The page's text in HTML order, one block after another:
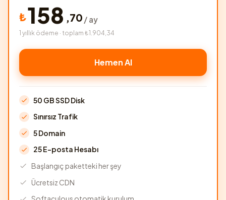
₺158 ,70 / ay
1 yıllık ödeme · toplam ₺1.904,34
Hemen Al
50 GB SSD Disk
Sınırsız Trafik
5 Domain
25 E-posta Hesabı
Başlangıç paketteki her şey
Ücretsiz CDN